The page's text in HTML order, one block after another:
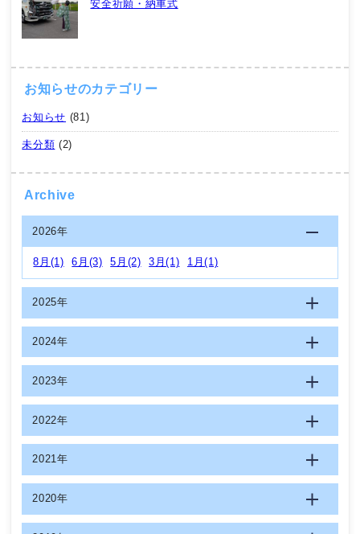
安全祈願・納車式
お知らせのカテゴリー
お知らせ (81)
未分類 (2)
Archive
2026年
8月(1) 6月(3) 5月(2) 3月(1) 1月(1)
2025年
2024年
2023年
2022年
2021年
2020年